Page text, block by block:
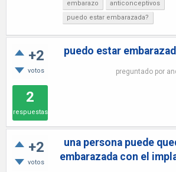
embarazo
anticonceptivos
puedo estar embarazada?
+2
votos
2
respuestas
puedo estar
preguntado por
+2
votos
una persona puede
embarazada con el